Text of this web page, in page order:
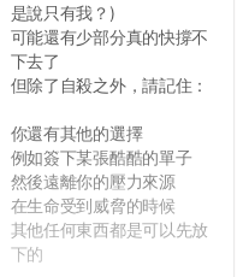
是說只有我？)
可能還有少部分真的快撐不
下去了
但除了自殺之外，請記住：
你還有其他的選擇
例如簽下某張酷酷的單子
然後遠離你的壓力來源
在生命受到威脅的時候
其他任何東西都是可以先放
下的